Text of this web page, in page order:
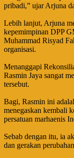
pribadi,” ujar Arjuna
‎Lebih lanjut, Arjuna
kepemimpinan DPP
Muhammad Risyad
organisasi.
‎Menanggapi
Rasmin Jaya sangat
tersebut.
‎Bagi, Rasmin ini
menegaskan kembali
persatuan marhaenis
‎Sebab dengan itu, ia
dan gerakan